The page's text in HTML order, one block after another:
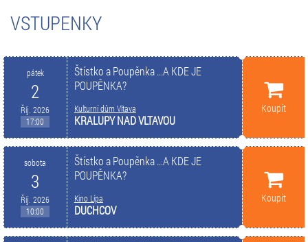
VSTUPENKY
pátek
2
Říj. 2026
17:00
Štístko a Poupěnka ...A KDE JE
POUPĚNKA?
Kulturní dům Vltava
KRALUPY NAD VLTAVOU
Koupit
sobota
3
Říj. 2026
10:00
Štístko a Poupěnka ...A KDE JE
POUPĚNKA?
Kino Lípa
DUCHCOV
Koupit